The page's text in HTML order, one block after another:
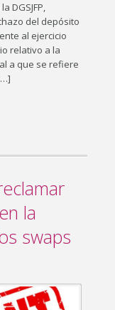
DGSJFP,
del depósito
al ejercicio
relativo a la
a que se refiere
la
swaps